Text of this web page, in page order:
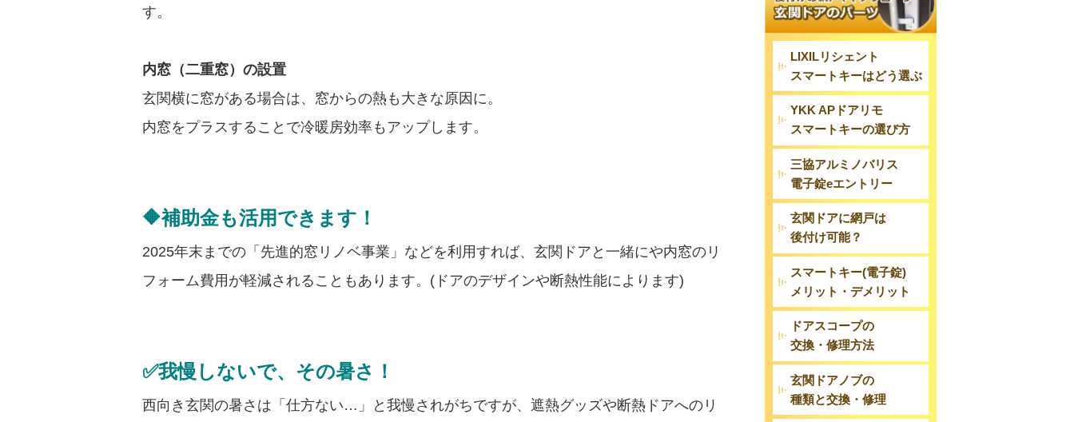
す。
内窓（二重窓）の設置
玄関横に窓がある場合は、窓からの熱も大きな原因に。
内窓をプラスすることで冷暖房効率もアップします。
🔶補助金も活用できます！
2025年末までの「先進的窓リノベ事業」などを利用すれば、玄関ドアと一緒にや内窓のリ
フォーム費用が軽減されることもあります。(ドアのデザインや断熱性能によります)
✅我慢しないで、その暑さ！
西向き玄関の暑さは「仕方ない…」と我慢されがちですが、遮熱グッズや断熱ドアへのリ
LIXILリシェント
スマートキーはどう選ぶ
YKK APドアリモ
スマートキーの選び方
三協アルミノバリス
電子錠eエントリー
玄関ドアに網戸は
後付け可能？
スマートキー(電子錠)
メリット・デメリット
ドアスコープの
交換・修理方法
玄関ドアノブの
種類と交換・修理